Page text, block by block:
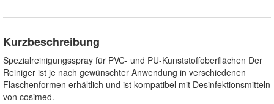
Kurzbeschreibung
Spezialreinigungsspray für PVC- und PU-Kunststoffoberflächen Der
Reiniger ist je nach gewünschter Anwendung in verschiedenen
Flaschenformen erhältlich und ist kompatibel mit Desinfektionsmitteln
von cosimed.